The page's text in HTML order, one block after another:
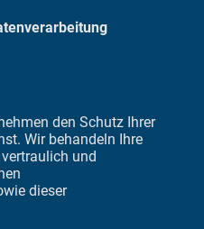
den Schutz Ihrer
Wir behandeln Ihre
und
dieser